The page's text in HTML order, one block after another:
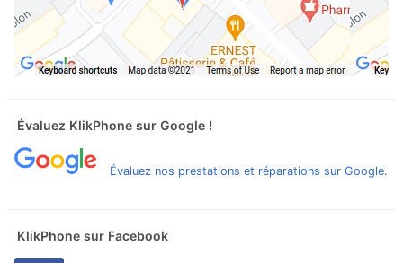
Évaluez KlikPhone sur Google !
Évaluez nos prestations et réparations sur Google.
KlikPhone sur Facebook